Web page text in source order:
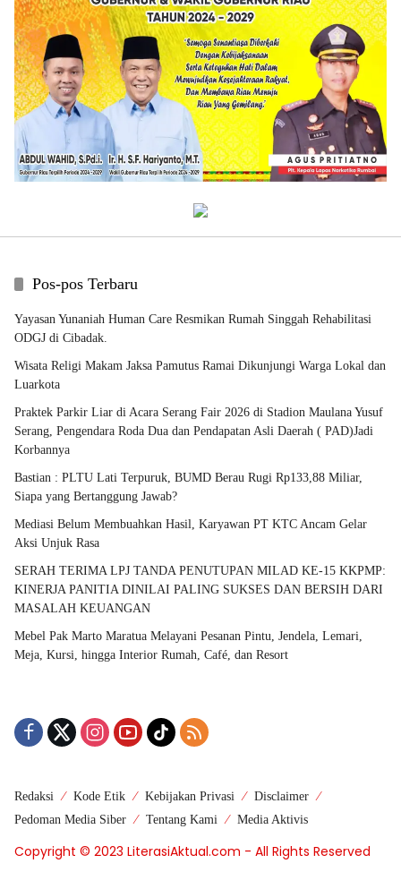
Pos-pos Terbaru
Yayasan Yunaniah Human Care Resmikan Rumah Singgah Rehabilitasi
ODGJ di Cibadak.
Wisata Religi Makam Jaksa Pamutus Ramai Dikunjungi Warga Lokal dan
Luarkota
Praktek Parkir Liar di Acara Serang Fair 2026 di Stadion Maulana Yusuf
Serang, Pengendara Roda Dua dan Pendapatan Asli Daerah ( PAD)Jadi
Korbannya
Bastian : PLTU Lati Terpuruk, BUMD Berau Rugi Rp133,88 Miliar,
Siapa yang Bertanggung Jawab?
Mediasi Belum Membuahkan Hasil, Karyawan PT KTC Ancam Gelar
Aksi Unjuk Rasa
SERAH TERIMA LPJ TANDA PENUTUPAN MILAD KE-15 KKPMP:
KINERJA PANITIA DINILAI PALING SUKSES DAN BERSIH DARI
MASALAH KEUANGAN
Mebel Pak Marto Maratua Melayani Pesanan Pintu, Jendela, Lemari,
Meja, Kursi, hingga Interior Rumah, Café, dan Resort
Redaksi Kode Etik Kebijakan Privasi
Disclaimer
Pedoman Media Siber
Tentang Kami Media Aktivis
Copyright © 2023 LiterasiAktual.com - All Rights Reserved